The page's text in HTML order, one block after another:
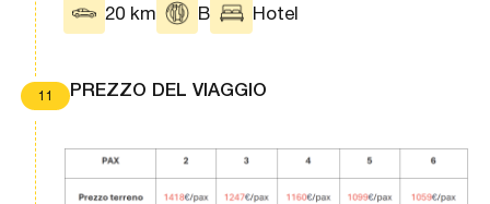
20 km
B Hotel
11 PREZZO DEL VIAGGIO